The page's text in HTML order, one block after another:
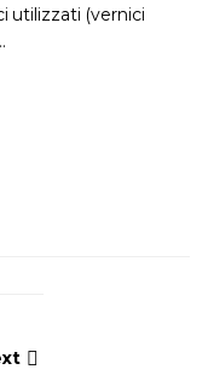
utilizzati (vernici